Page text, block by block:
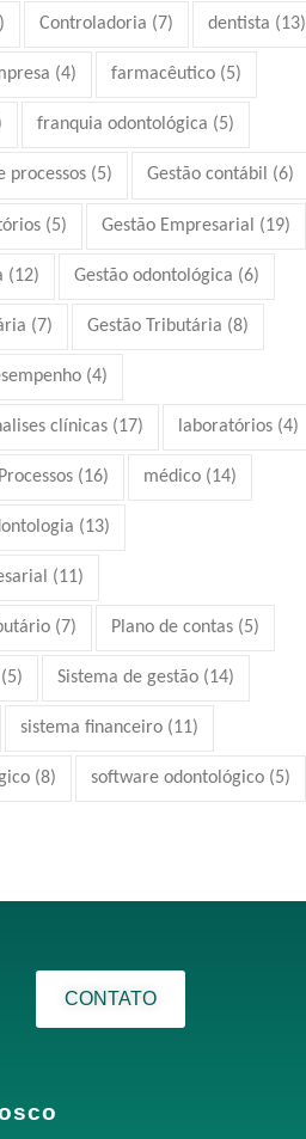
Controladoria (7) dentista (13)
(4) farmacêutico (5)
franquia odontológica (5)
processos (5) Gestão contábil (6)
(5) Gestão Empresarial (19)
(12) Gestão odontológica (6)
(7) Gestão Tributária (8)
(4)
clínicas (17) laboratórios (4)
(16) médico (14)
(13)
(11)
(7) Plano de contas (5)
(5) Sistema de gestão (14)
sistema financeiro (11)
(8) software odontológico (5)
CONTATO